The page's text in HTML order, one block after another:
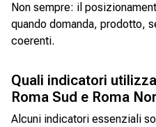
Non sempre: il
quando domanda, prodotto,
coerenti.
Quali indicatori
Roma Sud e Roma
Alcuni indicatori essenziali